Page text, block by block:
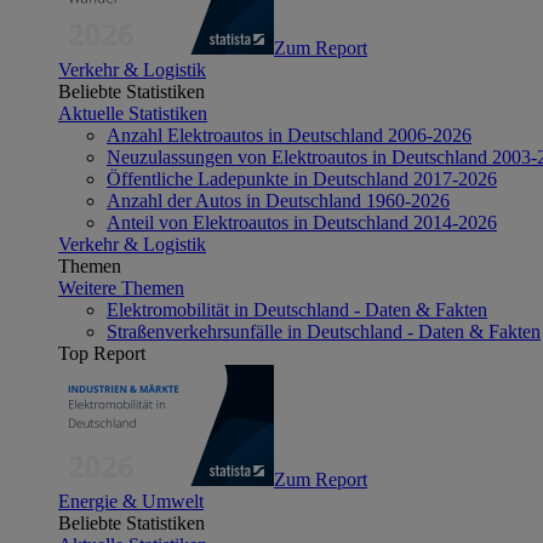
Zum Report
Verkehr & Logistik
Beliebte Statistiken
Aktuelle Statistiken
Anzahl Elektroautos in Deutschland 2006-2026
Neuzulassungen von Elektroautos in Deutschland 2003-
Öffentliche Ladepunkte in Deutschland 2017-2026
Anzahl der Autos in Deutschland 1960-2026
Anteil von Elektroautos in Deutschland 2014-2026
Verkehr & Logistik
Themen
Weitere Themen
Elektromobilität in Deutschland - Daten & Fakten
Straßenverkehrsunfälle in Deutschland - Daten & Fakten
Top Report
Zum Report
Energie & Umwelt
Beliebte Statistiken